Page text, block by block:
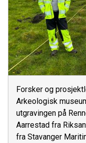
Forsker og
Arkeologisk
utgravingen på
Aarrestad fra
fra Stavanger